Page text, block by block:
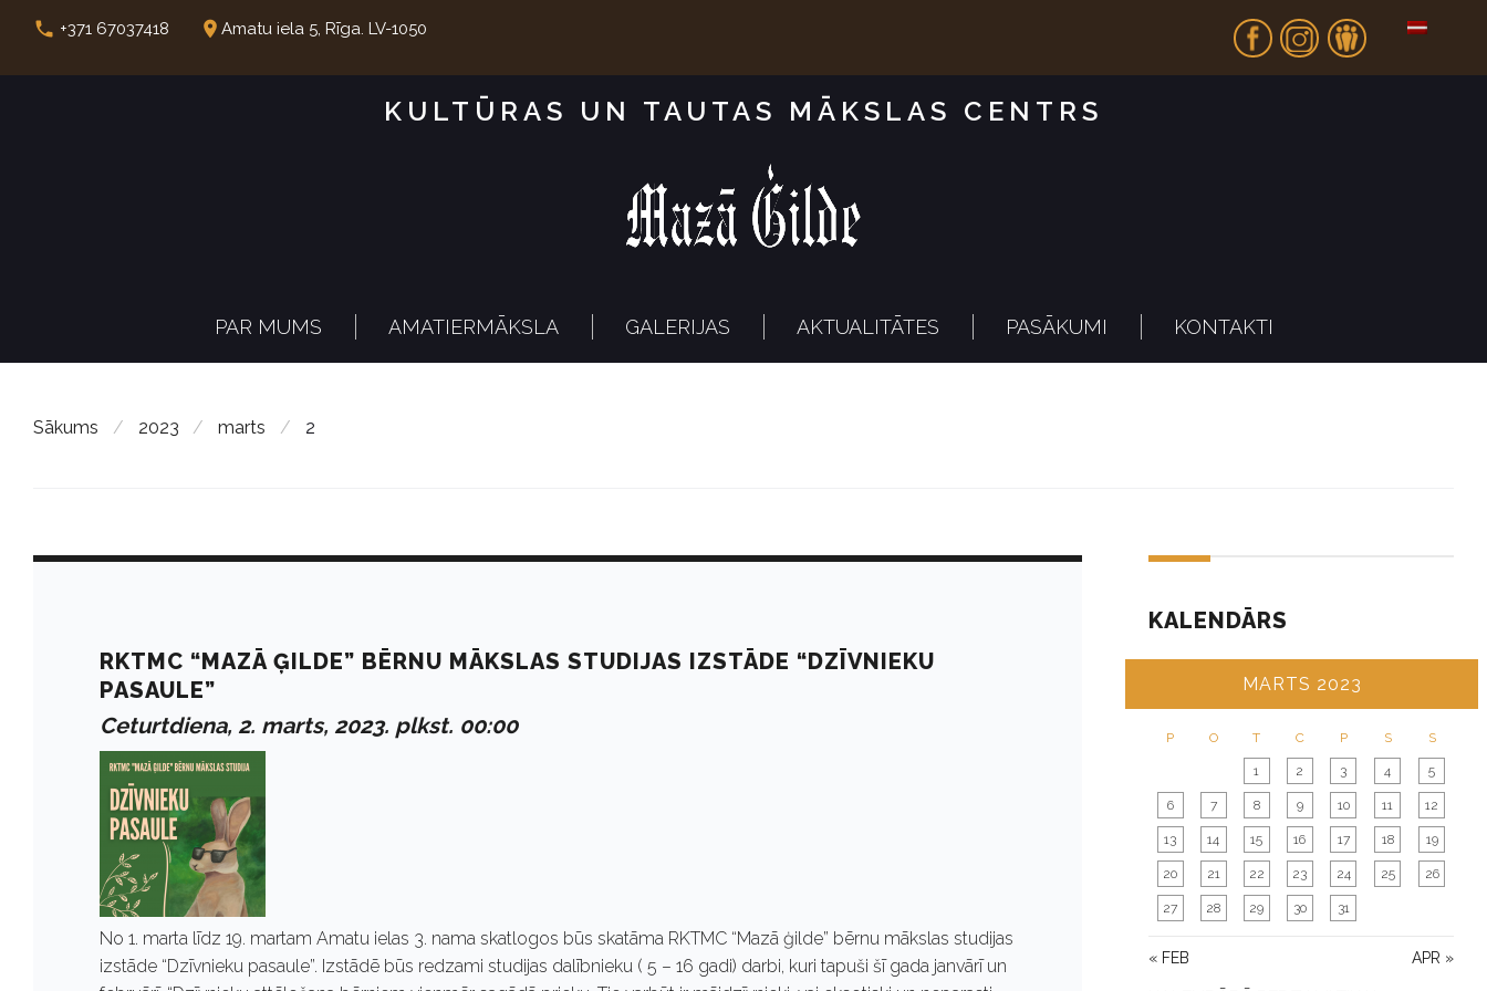
e
Fb In Dr
call +371 67037418 place Amatu iela 5, Rīga. LV-1050
KULTŪRAS UN TAUTAS MĀKSLAS CENTRS
PAR MUMS AMATIERMĀKSLA GALERIJAS AKTUALITĀTES PASĀKUMI KONTAKTI
Sākums / 2023 / marts / 2
RKTMC “MAZĀ ĢILDE” BĒRNU MĀKSLAS STUDIJAS IZSTĀDE “DZĪVNIEKU
PASAULE”
Ceturtdiena, 2. marts, 2023. plkst. 00:00
No 1. marta līdz 19. martam Amatu ielas 3. nama skatlogos būs skatāma RKTMC “Mazā ģilde” bērnu mākslas studijas
izstāde “Dzīvnieku pasaule”. Izstādē būs redzami studijas dalībnieku ( 5 – 16 gadi) darbi, kuri tapuši šī gada janvārī un
KALENDĀRS
MARTS 2023
P O T C P S S
« FEB APR »
1 2 3 4 5
6 7 8 9 10 11 12
13 14 15 16 17 18 19
20 21 22 23 24 25 26
27 28 29 30 31